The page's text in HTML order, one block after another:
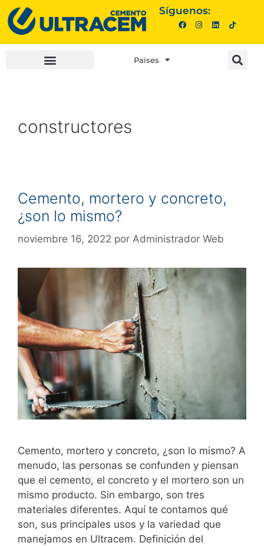
Síguenos:
Paises
constructores
Cemento, mortero y concreto,
¿son lo mismo?
noviembre 16, 2022 por Administrador Web
Cemento, mortero y concreto, ¿son lo mismo? A
menudo, las personas se confunden y piensan
que el cemento, el concreto y el mortero son un
mismo producto. Sin embargo, son tres
materiales diferentes. Aquí te contamos qué
son, sus principales usos y la variedad que
manejamos en Ultracem. Definición del